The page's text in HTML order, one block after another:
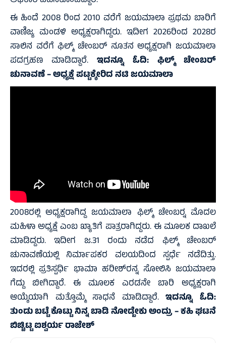
ಈ ಹಿಂದೆ 2008 ರಿಂದ 2010 ವರೆಗೆ ಜಯಮಾಲಾ ಪ್ರಥಮ ಬಾರಿಗೆ
ವಾಣಿಜ್ಯ ಮಂಡಳಿ ಅಧ್ಯಕ್ಷರಾಗಿದ್ದರು. ಇದೀಗ 2026ರಿಂದ 2028ರ
ಸಾಲಿನ ವರೆಗೆ ಫಿಲ್ಮ್ ಚೇಂಬರ್ ನೂತನ ಅಧ್ಯಕ್ಷರಾಗಿ ಜಯಮಾಲಾ
ಪದಗ್ರಹಣ ಮಾಡಿದ್ದಾರೆ. ಇದನ್ನೂ ಓದಿ: ಫಿಲ್ಮ್ ಚೇಂಬರ್‌
ಚುನಾವಣೆ – ಅಧ್ಯಕ್ಷೆ ಪಟ್ಟಕ್ಕೇರಿದ ನಟಿ ಜಯಮಾಲಾ
2008ರಲ್ಲಿ ಅಧ್ಯಕ್ಷರಾಗಿದ್ದ ಜಯಮಾಲಾ ಫಿಲ್ಮ್ ಚೇಂಬರ್‍ನ ಮೊದಲ
ಮಹಿಳಾ ಅಧ್ಯಕ್ಷೆ ಎಂಬ ಖ್ಯಾತಿಗೆ ಪಾತ್ರರಾಗಿದ್ದರು. ಈ ಮೂಲಕ ದಾಖಲೆ
ಮಾಡಿದ್ದರು. ಇದೀಗ ಜ.31 ರಂದು ನಡೆದ ಫಿಲ್ಮ್ ಚೇಂಬರ್
ಚುನಾವಣೆಯಲ್ಲಿ ನಿರ್ಮಾಪಕರ ವಲಯದಿಂದ ಸ್ಪರ್ಧೆ ನಡೆದಿತ್ತು.
ಇದರಲ್ಲಿ ಪ್ರತಿಸ್ಪರ್ಧಿ ಭಾಮಾ ಹರೀಶ್‍ರನ್ನ ಸೋಲಿಸಿ ಜಯಮಾಲಾ
ಗೆದ್ದು ಬೀಗಿದ್ದಾರೆ. ಈ ಮೂಲಕ ಎರಡನೇ ಬಾರಿ ಅಧ್ಯಕ್ಷರಾಗಿ
ಆಯ್ಕೆಯಾಗಿ ಮತ್ತೊಮ್ಮೆ ಸಾಧನೆ ಮಾಡಿದ್ದಾರೆ.ಇದನ್ನೂ ಓದಿ:
ತುಂಡು ಬಟ್ಟೆ ಕೊಟ್ಟು ನಿನ್ನ ಬಾಡಿ ನೋಡ್ಬೇಕು ಅಂದ್ರು – ಕಹಿ ಘಟನೆ
ಬಿಚ್ಚಿಟ್ಟ ಐಶ್ವರ್ಯ ರಾಜೇಶ್